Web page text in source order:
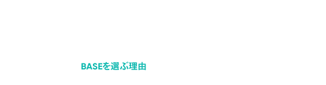
BASEを選ぶ理由